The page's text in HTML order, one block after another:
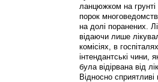
ланцюжком на грунті
порок
на долі поранених.
відаючи лише
комісіях, в
інтендантські чини,
була відірвана від
Відносно сприятливі